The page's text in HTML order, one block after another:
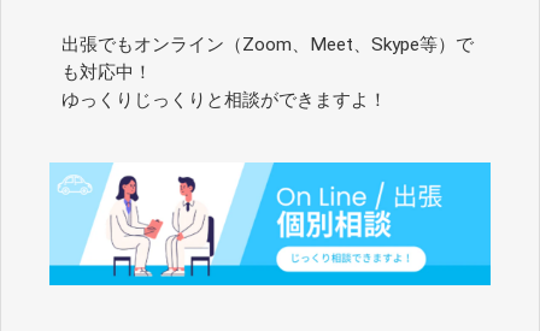
出張でもオンライン（Zoom、Meet、Skype等）で
も対応中！
ゆっくりじっくりと相談ができますよ！